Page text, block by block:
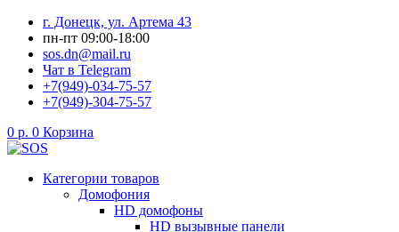
Перейти
содержимому
г. Донецк, ул. Артема 43
пн-пт 09:00-18:00
sos.dn@mail.ru
Чат в Telegram
+7(949)-034-75-57
+7(949)-304-75-57
0 р. 0 Корзина
Категории товаров
Домофония
HD домофоны
HD вызывные панели